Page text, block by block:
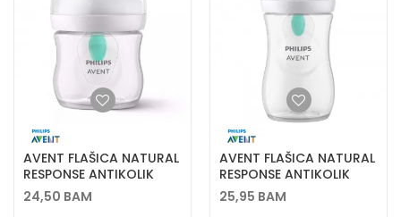
AVENT FLAŠICA NATURAL
RESPONSE ANTIKOLIK
125ML0338
24,50 BAM
AVENT FLAŠICA NATURAL
RESPONSE ANTIKOLIK
260ML0383
25,95 BAM